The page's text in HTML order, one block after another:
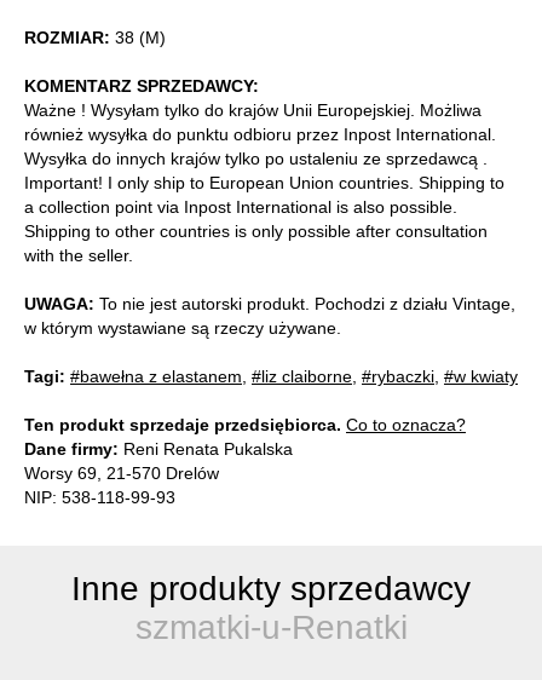
ROZMIAR: 38 (M)
KOMENTARZ SPRZEDAWCY:
Ważne ! Wysyłam tylko do krajów Unii Europejskiej. Możliwa
również wysyłka do punktu odbioru przez Inpost International.
Wysyłka do innych krajów tylko po ustaleniu ze sprzedawcą .
Important! I only ship to European Union countries. Shipping to
a collection point via Inpost International is also possible.
Shipping to other countries is only possible after consultation
with the seller.
UWAGA: To nie jest autorski produkt. Pochodzi z działu Vintage,
w którym wystawiane są rzeczy używane.
Tagi: #bawełna z elastanem #liz claiborne #rybaczki #w kwiaty
Ten produkt sprzedaje przedsiębiorca. Co to oznacza?
Dane firmy: Reni Renata Pukalska
Worsy 69, 21-570 Drelów
NIP: 538-118-99-93
Inne produkty sprzedawcy
szmatki-u-Renatki